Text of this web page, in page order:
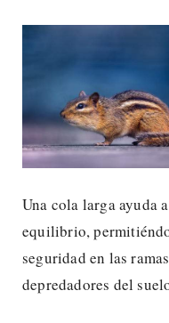
Una cola larga ayuda
equilibrio,
seguridad en las
depredadores del